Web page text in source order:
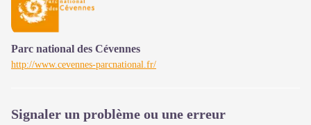
Parc national des Cévennes
http://www.cevennes-parcnational.fr/
Signaler un problème ou une erreur